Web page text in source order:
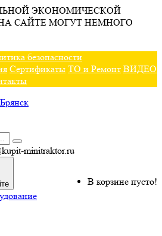
ЭКОНОМИЧЕСКОЙ
САЙТЕ МОГУТ НЕМНОГО
безопасности
Сертификаты ТО и Ремонт ВИДЕО
minitraktor.ru
В корзине пусто!